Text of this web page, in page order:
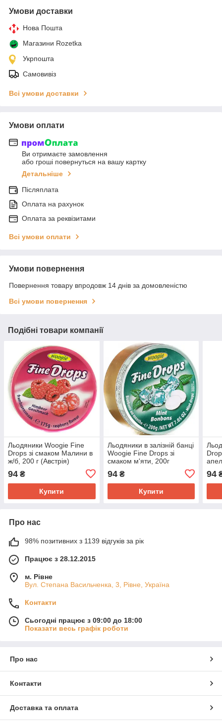
Умови доставки
Нова Пошта
Магазини Rozetka
Укрпошта
Самовивіз
Всі умови доставки
Умови оплати
Ви отримаєте замовлення
або гроші повернуться на вашу картку
Детальніше
Післяплата
Оплата на рахунок
Оплата за реквізитами
Всі умови оплати
Умови повернення
Повернення товару впродовж 14 днів за домовленістю
Всі умови повернення
Подібні товари компанії
Льодяники Woogie Fine
Drops зі смаком Малини в
ж/б, 200 г (Австрія)
94 ₴
Купити
Льодяники в залізній банці
Woogie Fine Drops зі
смаком м'яти, 200г
94₴
Купити
94
Про нас
98% позитивних з 1139 відгуків за рік
Працює з 28.12.2015
м. Рівне
Вул. Степана Васильченка, 3, Рівне, Україна
Контакти
Сьогодні працює з 09:00 до 18:00
Показати весь графік роботи
Про нас
Контакти
Доставка та оплата